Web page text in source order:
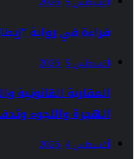
قراءة في رواية
أغسطس 5, 2026
المقاربة القانونية
الهجرة واللجوء
أغسطس 4, 2026